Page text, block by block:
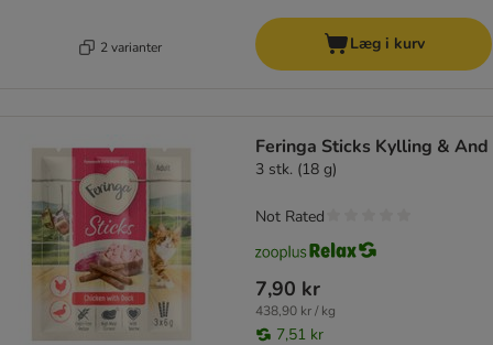
2 varianter Læg i kurv
Feringa Sticks Kylling & And
3 stk. (18 g)
7,90 kr
438,90 kr / kg
7,51 kr
Not Rated